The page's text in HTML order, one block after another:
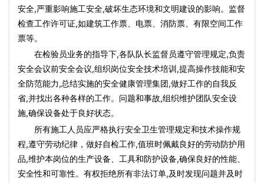
安全,严重影响施工安全,破坏生态环境和文明建设的影响。监督
检查工作许可证,如建筑工作票、电票、消防票、有限空间工作
票等。
在检验员业务的指导下,各队队长监督员遵守管理规定,负责
安全会议前安全会议,组织岗位安全技术培训,提高操作技能和安
全防范能力,总结实施的安全健康管理集团,做好工作的自我反
省,并找出各种各样的工作。问题和事故,组织维护团队安全设
施,确保设备处于良好状态。
所有施工人员应严格执行安全卫生管理规定和技术操作规
程,遵守劳动纪律，做好自检工作,值班时佩戴良好的劳动防护用
品,维护本岗位的生产设备、工具和防护设备,确保良好的性能、
安全性和可靠性。有权拒绝所有非法订单,及时发现问题并及时